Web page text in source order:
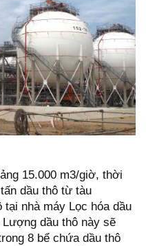
15.000 m3/giờ, thời
dầu thô từ tàu
nhà máy Lọc hóa dầu
dầu thô này sẽ
8 bể chứa dầu thô